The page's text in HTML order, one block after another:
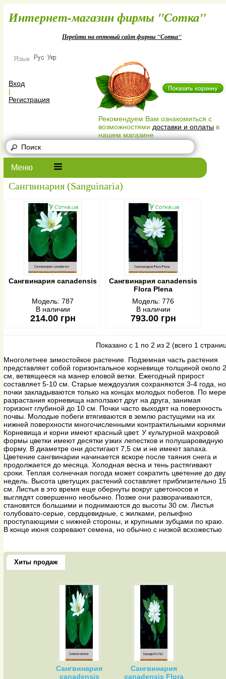
Интернет-магазин фирмы
Перейти на оптовый сайт фирмы "Сотка"
Язык
Рекомендуем Вам ознакомиться с
возможностями доставки и оплаты в
нашем магазине
Вход
|
Регистрация
Меню
Сангвинария (Sanguinaria)
Сангвинария canadensis
Модель: 787
В наличии
214.00 грн
Сангвинария canadensis
Flora Plena
Модель: 776
В наличии
793.00 грн
Показано с 1 по 2 из 2 (всего 1
Многолетнее зимостойкое растение. Подземная часть растения
представляет собой горизонтальное корневище толщиной около 2
см, ветвящееся на манер еловой ветки. Ежегодный прирост
составляет 5-10 см. Старые междоузлия сохраняются 3-4 года, но
почки закладываются только на концах молодых побегов. По мере
разрастания корневища наползают друг на друга, занимая
горизонт глубиной до 10 см. Почки часто выходят на поверхность
почвы. Молодые побеги втягиваются в землю растущими на их
нижней поверхности многочисленными контрактильными
Корневища и корни имеют красный цвет. У культурной махровой
формы цветки имеют десятки узких лепестков и полушаровидную
форму. В диаметре они достигают 7,5 см и не имеют запаха.
Цветение сангвинарии начинается вскоре после таяния снега и
продолжается до месяца. Холодная весна и тень растягивают
сроки. Теплая солнечная погода может сократить цветение до
недель. Высота цветущих растений составляет приблизительно 15
см. Листья в это время еще обернуты вокруг цветоносов и
выглядят совершенно необычно. Позже они разворачиваются,
становятся большими и поднимаются до высоты 30 см. Листья
голубовато-серые, сердцевидные, с жилками, рельефно
проступающими с нижней стороны, и крупными зубцами по краю.
В конце июня созревают семена, но обычно с низкой всхожестью
Хиты продаж
Сангвинария
canadensis
Сангвинария
canadensis Flora